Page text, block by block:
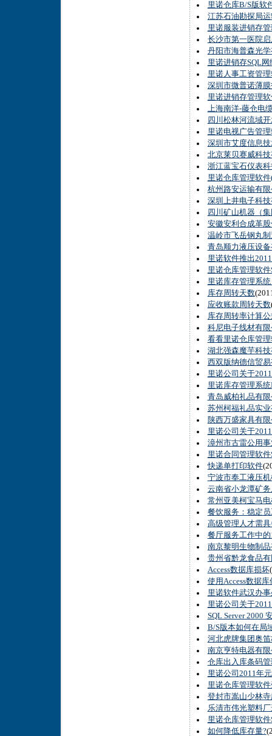
里诺仓库B/S版软
江苏石油勘探局
里诺服装进销存
长沙市第一医院
丹阳市海普森光
里诺进销存SQL
里诺人事工资管
深圳市微普诺薄
里诺进销存管理
上海南洋-藤仓电
四川松林河流域
里诺电视广告管
深圳市艾度信息
北京莱贝赛威科
浙江蓝宝石仪表
里诺仓库管理软
杭州路安运输有
深圳上井电子科
四川矿山机器（
安徽安利合成革
温岭市飞岳钢丸
青岛顺力液压设
里诺软件推出
里诺仓库管理软
里诺库存管理系
库存周转天数
应收账款周转天数
库存周转率计算公
科尼电子线材有
看看里诺仓库管
湖北强森魔芋科
西双版纳德信贸
里诺公司关于
里诺库存管理系
青岛威柏礼品有
苏州柯福礼品实
陕西万盛家具有
里诺公司关于
漳州市古雷公用
里诺合同管理软
快递单打印软件
宁波市奉工液压
云南省小龙潭矿
常州亚美柯宝马
餐饮服务：稳定
高级管理人才需
餐厅服务工作中
南京黎明生物制
贵州省黔龙食品
Access数据库损坏
使用Access数据库
里诺软件武汉办
里诺公司关于
SQL Server 2000
B/S版本如何在局
河北虎牌集团奥
南京亨特电器有
仓库出入库条码
里诺公司2011年
里诺仓库管理软
登封市嵩山少林
乐清市伟光塑料
里诺仓库管理软
如何降低库存量?